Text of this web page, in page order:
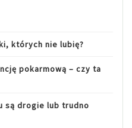
których nie lubię?
pokarmową – czy ta
są drogie lub trudno